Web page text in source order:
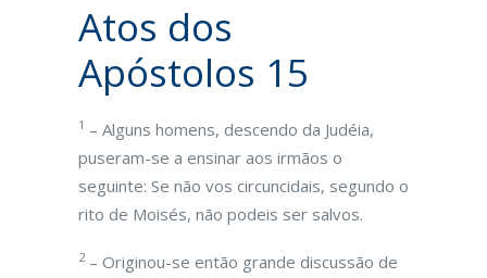
Atos dos
Apóstolos 15
1 – Alguns homens, descendo da Judéia,
puseram-se a ensinar aos irmãos o
seguinte: Se não vos circuncidais, segundo o
rito de Moisés, não podeis ser salvos.
2– Originou-se então grande discussão de